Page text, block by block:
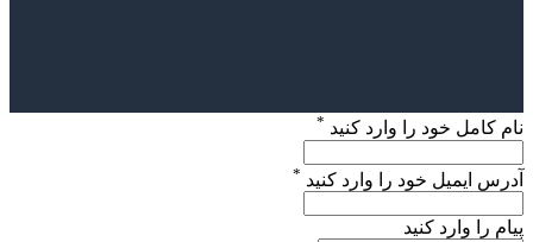
نام کامل خود را وارد کنید *
آدرس ایمیل خود را وارد کنید *
پیام را وارد کنید